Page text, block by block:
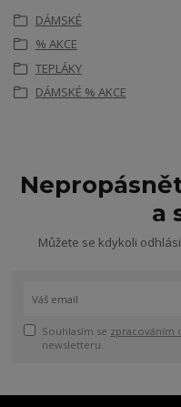
DÁMSKÉ
% AKCE
TEPLÁKY
DÁMSKÉ % AKCE
a
Můžete se kdykoli
Souhlasím se zpracováním
newsletteru.